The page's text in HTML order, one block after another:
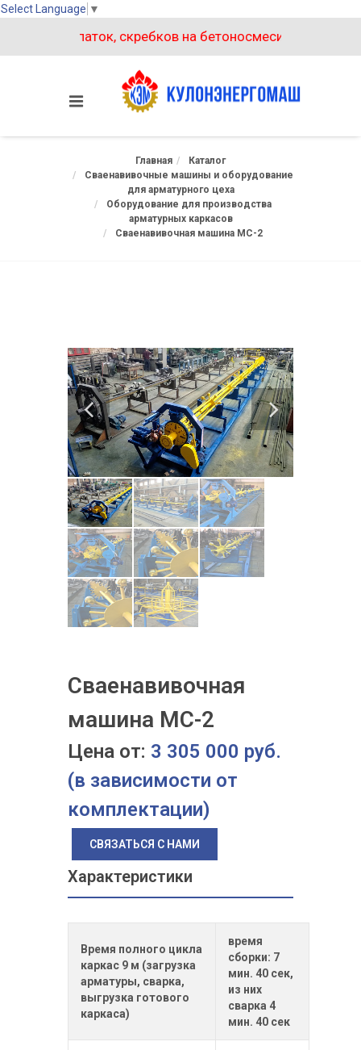
Select Language ▼
лопаток, скребков на бетоносмеситель БП-1500
Главная
Каталог
Сваенавивочные машины и оборудование
для арматурного цеха
Оборудование для производства
арматурных каркасов
Сваенавивочная машина МС-2
Сваенавивочная
машина МС-2
Цена от: 3 305 000 руб.
(в зависимости от
комплектации)
СВЯЗАТЬСЯ С НАМИ
Характеристики
Время полного цикла
каркас 9 м (загрузка
арматуры, сварка,
выгрузка готового
каркаса)
время
сборки: 7
мин. 40 сек,
из них
сварка 4
мин. 40 сек